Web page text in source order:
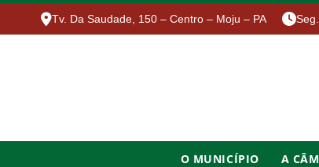
Tv. Da Saudade, 150 – Centro – Moju – PA
O MUNICÍPIO A